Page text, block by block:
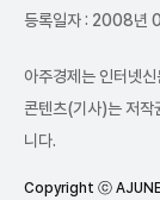
등록일자 : 2008년
아주경제는 인터넷
콘텐츠(기사)는 저작
니다.
Copyright ⓒ